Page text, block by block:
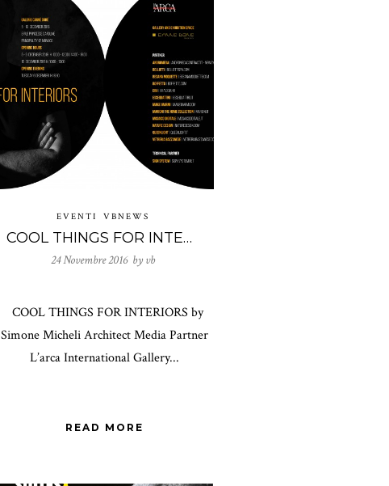
EVENTI VBNEWS
COOL THINGS FOR INTERIORS by Simone Micheli Architect
24 Novembre 2016 by vb
COOL THINGS FOR INTERIORS by
Simone Micheli Architect Media Partner
L’arca International Gallery...
READ MORE